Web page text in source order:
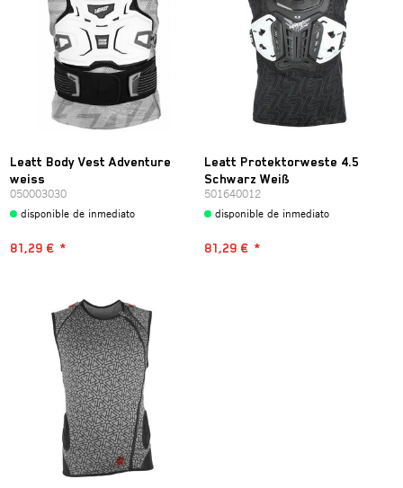
Leatt Body Vest Adventure
weiss
050003030
disponible de inmediato
81,29 € *
Leatt Protektorweste 4.5
Schwarz Weiß
501640012
disponible de inmediato
81,29 € *